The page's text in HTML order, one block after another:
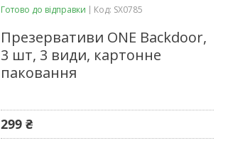
Готово до відправки Код: SX0785
Презервативи ONE Backdoor,
3 шт, 3 види, картонне
паковання
299 ₴